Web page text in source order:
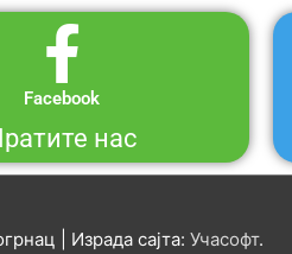
Facebook
нас
| Израда сајта: Учасофт.